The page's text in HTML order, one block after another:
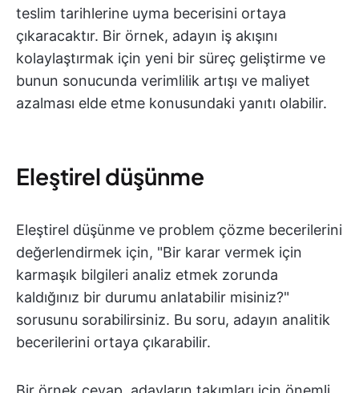
teslim tarihlerine uyma becerisini ortaya
çıkaracaktır. Bir örnek, adayın iş akışını
kolaylaştırmak için yeni bir süreç geliştirme ve
bunun sonucunda verimlilik artışı ve maliyet
azalması elde etme konusundaki yanıtı olabilir.
Eleştirel düşünme
Eleştirel düşünme ve problem çözme becerilerini
değerlendirmek için, "Bir karar vermek için
karmaşık bilgileri analiz etmek zorunda
kaldığınız bir durumu anlatabilir misiniz?"
sorusunu sorabilirsiniz. Bu soru, adayın analitik
becerilerini ortaya çıkarabilir.